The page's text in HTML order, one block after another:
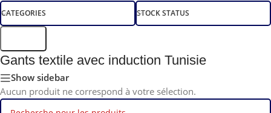
CATEGORIES STOCK STATUS
Gants textile avec induction Tunisie
Show sidebar
Aucun produit ne correspond à votre sélection.